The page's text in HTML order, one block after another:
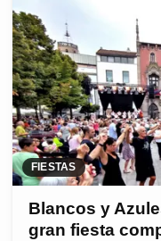
FIESTAS
Blancos y
gran fiesta